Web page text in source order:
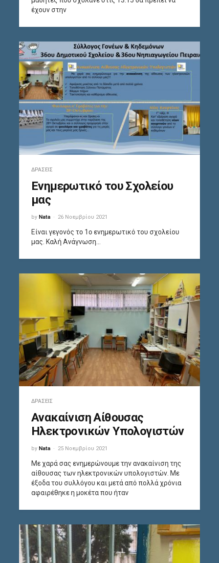
έχουν στην
ΔΡΆΣΕΙΣ
Ενημερωτικό του Σχολείου
μας
by Nata 26 Νοεμβρίου 2021
Είναι γεγονός το 1ο ενημερωτικό του σχολείου
μας. Καλή Ανάγνωση…
ΔΡΆΣΕΙΣ
Ανακαίνιση Αίθουσας
Ηλεκτρονικών Υπολογιστών
by Nata 25 Νοεμβρίου 2021
Με χαρά σας ενημερώνουμε την ανακαίνιση της
αίθουσας των ηλεκτρονικών υπολογιστών. Με
έξοδα του συλλόγου και μετά από πολλά χρόνια
αφαιρέθηκε η μοκέτα που ήταν